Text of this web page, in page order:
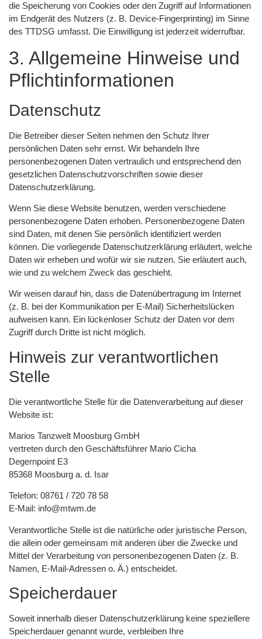
die Speicherung von Cookies oder den Zugriff auf Informationen
im Endgerät des Nutzers (z. B. Device-Fingerprinting) im Sinne
des TTDSG umfasst. Die Einwilligung ist jederzeit widerrufbar.
3. Allgemeine Hinweise und
Pflicht­informationen
Datenschutz
Die Betreiber dieser Seiten nehmen den Schutz Ihrer
persönlichen Daten sehr ernst. Wir behandeln Ihre
personenbezogenen Daten vertraulich und entsprechend den
gesetzlichen Datenschutzvorschriften sowie dieser
Datenschutzerklärung.
Wenn Sie diese Website benutzen, werden verschiedene
personenbezogene Daten erhoben. Personenbezogene Daten
sind Daten, mit denen Sie persönlich identifiziert werden
können. Die vorliegende Datenschutzerklärung erläutert, welche
Daten wir erheben und wofür wir sie nutzen. Sie erläutert auch,
wie und zu welchem Zweck das geschieht.
Wir weisen darauf hin, dass die Datenübertragung im Internet
(z. B. bei der Kommunikation per E-Mail) Sicherheitslücken
aufweisen kann. Ein lückenloser Schutz der Daten vor dem
Zugriff durch Dritte ist nicht möglich.
Hinweis zur verantwortlichen
Stelle
Die verantwortliche Stelle für die Datenverarbeitung auf dieser
Website ist:
Marios Tanzwelt Moosburg GmbH
vertreten durch den Geschäftsführer Mario Cicha
Degernpoint E3
85368 Moosburg a. d. Isar
Telefon: 08761 / 720 78 58
E-Mail: info@mtwm.de
Verantwortliche Stelle ist die natürliche oder juristische Person,
die allein oder gemeinsam mit anderen über die Zwecke und
Mittel der Verarbeitung von personenbezogenen Daten (z. B.
Namen, E-Mail-Adressen o. Ä.) entscheidet.
Speicherdauer
Soweit innerhalb dieser Datenschutzerklärung keine speziellere
Speicherdauer genannt wurde, verbleiben Ihre